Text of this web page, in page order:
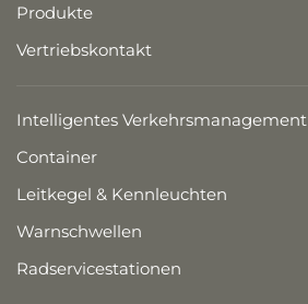
Produkte
Vertriebskontakt
Intelligentes Verkehrsmanagement
Container
Leitkegel & Kennleuchten
Warnschwellen
Radservicestationen